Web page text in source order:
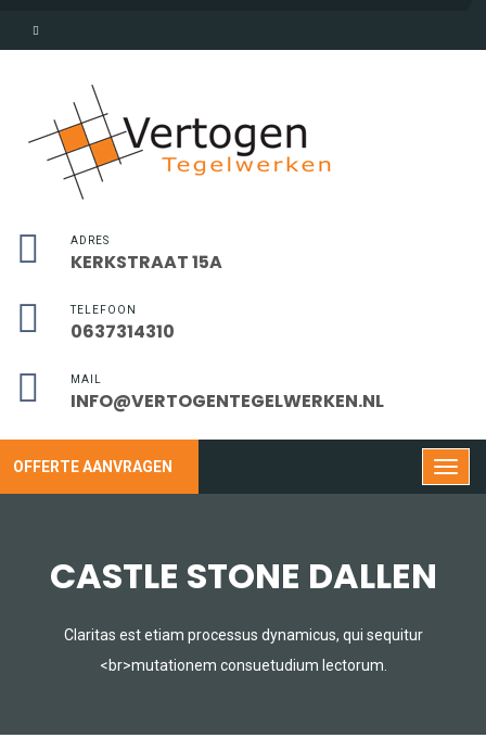
ADRES
KERKSTRAAT 15A
TELEFOON
0637314310
MAIL
INFO@VERTOGENTEGELWERKEN.NL
OFFERTE AANVRAGEN
CASTLE STONE DALLEN
Claritas est etiam processus dynamicus, qui sequitur
<br>mutationem consuetudium lectorum.